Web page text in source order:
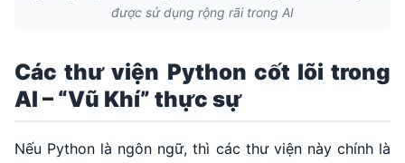
được sử dụng rộng rãi trong AI
Các thư viện Python cốt lõi trong
AI – “Vũ Khí” thực sự
Nếu Python là ngôn ngữ, thì các thư viện này chính là